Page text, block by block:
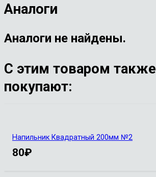
Аналоги
Аналоги не найдены.
С этим товаром также
покупают:
Напильник Квадратный 200мм №2
80₽